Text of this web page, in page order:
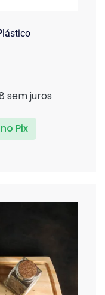
sem juros
no Pix